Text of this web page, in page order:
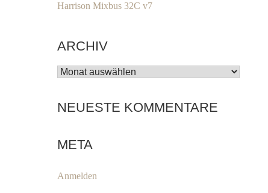
Harrison Mixbus 32C v7
ARCHIV
ARCHIV
NEUESTE KOMMENTARE
META
Anmelden